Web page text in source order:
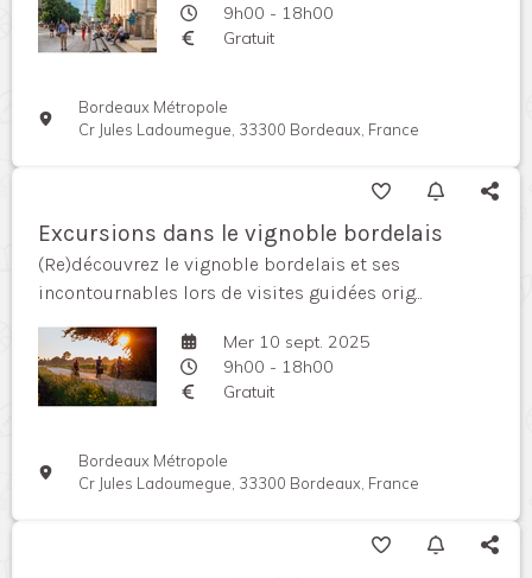
9h00 - 18h00
Gratuit
Bordeaux Métropole
Cr Jules Ladoumegue, 33300 Bordeaux, France
Excursions dans le vignoble bordelais
(Re)découvrez le vignoble bordelais et ses
incontournables lors de visites guidées orig...
Mer 10 sept. 2025
9h00 - 18h00
Gratuit
Bordeaux Métropole
Cr Jules Ladoumegue, 33300 Bordeaux, France